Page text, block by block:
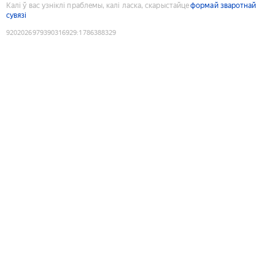
Калі ў вас узніклі праблемы, калі ласка, скарыстайцеформай зваротнай
сувязі
9202026979390316929:1786388329